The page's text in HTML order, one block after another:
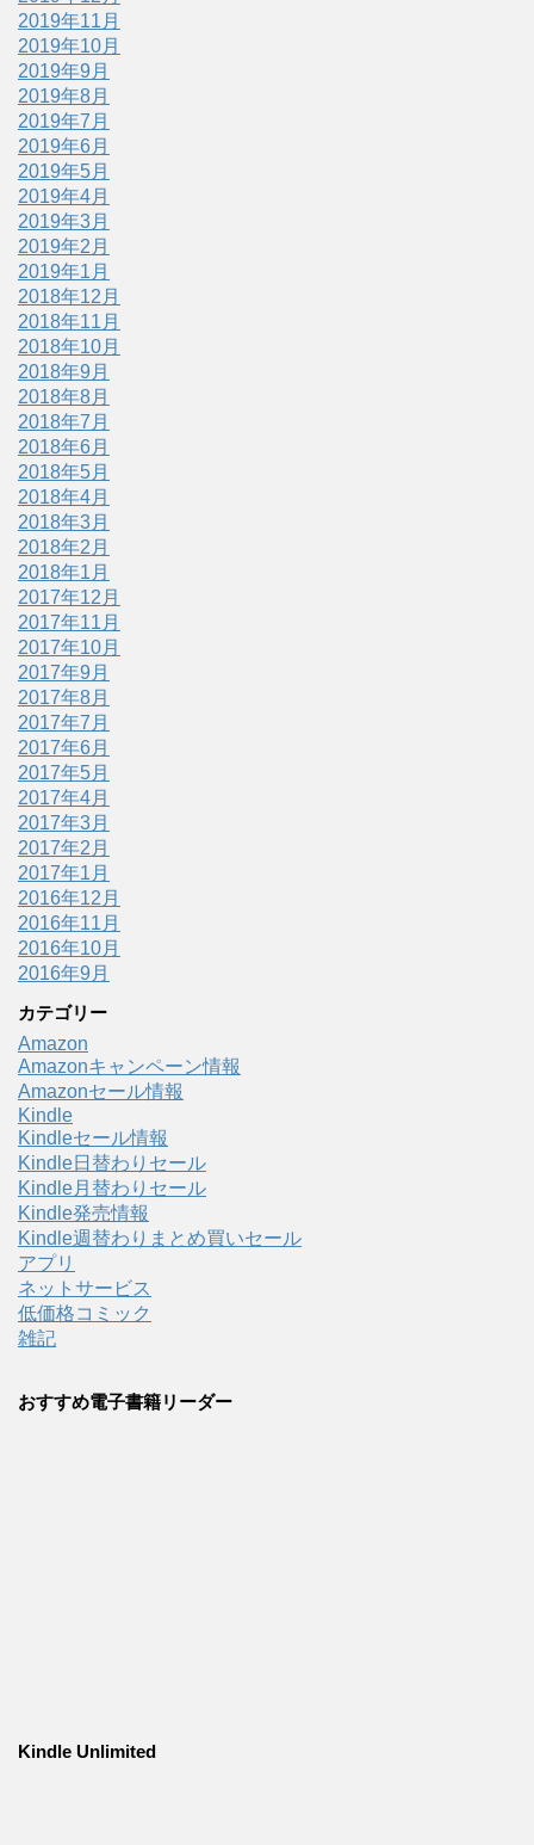
2019年11月
2019年10月
2019年9月
2019年8月
2019年7月
2019年6月
2019年5月
2019年4月
2019年3月
2019年2月
2019年1月
2018年12月
2018年11月
2018年10月
2018年9月
2018年8月
2018年7月
2018年6月
2018年5月
2018年4月
2018年3月
2018年2月
2018年1月
2017年12月
2017年11月
2017年10月
2017年9月
2017年8月
2017年7月
2017年6月
2017年5月
2017年4月
2017年3月
2017年2月
2017年1月
2016年12月
2016年11月
2016年10月
2016年9月
カテゴリー
Amazon
Amazonキャンペーン情報
Amazonセール情報
Kindle
Kindleセール情報
Kindle日替わりセール
Kindle月替わりセール
Kindle発売情報
Kindle週替わりまとめ買いセール
アプリ
ネットサービス
低価格コミック
雑記
おすすめ電子書籍リーダー
Kindle Unlimited